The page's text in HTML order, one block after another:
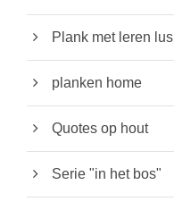
Plank met leren lus
planken home
Quotes op hout
Serie "in het bos"